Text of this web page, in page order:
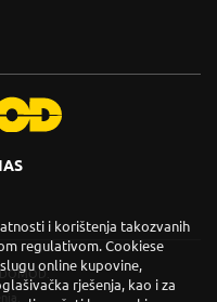
i korištenja takozvanih
regulativom. Cookiese
online kupovine,
rješenja, kao i za